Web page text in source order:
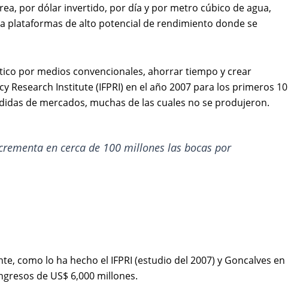
por dólar invertido, por día y por metro cúbico de agua,
plataformas de alto potencial de rendimiento donde se
por medios convencionales, ahorrar tiempo y crear
Institute (IFPRI) en el año 2007 para los primeros 10
de mercados, muchas de las cuales no se produjeron.
en cerca de 100 millones las bocas por
como lo ha hecho el IFPRI (estudio del 2007) y Goncalves en
de US$ 6,000 millones.